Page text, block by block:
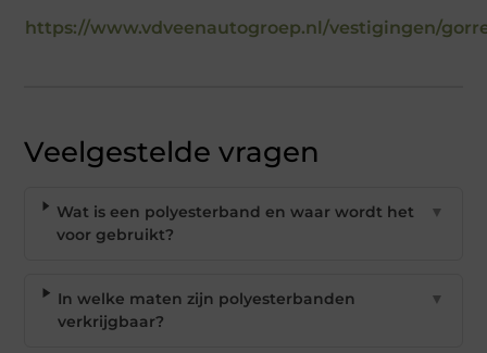
https://www.vdveenautogroep.nl/vestigingen/
Veelgestelde vragen
Wat is een polyesterband en waar wordt het
voor gebruikt?
▼
In welke maten zijn polyesterbanden
verkrijgbaar?
▼